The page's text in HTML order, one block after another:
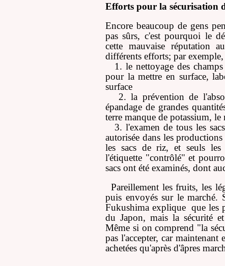
Efforts pour la sécurisation
Encore beaucoup de gens
pas sûrs, c'est pourquoi le
cette mauvaise réputation
différents efforts; par
1. le nettoyage des
pour la mettre en surface,
surface
2. la prévention de
épandage de grandes
terre manque de potassium, le
3. l'examen de tous les
autorisée dans les
les sacs de riz, et seuls les
l'étiquette "contrôlé" et
sacs ont été examinés, dont
Pareillement les fruits, les
puis envoyés sur le marché.
Fukushima explique que les
du Japon, mais la sécurité
Même si on comprend "la
pas l'accepter, car
achetées qu'après d'âpres